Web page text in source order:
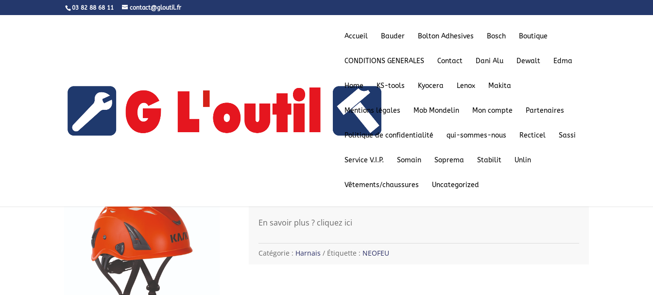
03 82 88 68 11 contact@gloutil.fr
Accueil Bauder Bolton Adhesives Bosch Boutique
CONDITIONS GENERALES Contact Dani Alu Dewalt Edma
Home KS-tools Kyocera Lenox Makita
Mentions légales Mob Mondelin Mon compte Partenaires
Politique de confidentialité qui-sommes-nous Recticel Sassi
Service V.I.P. Somain Soprema Stabilit Unlin
Vêtements/chaussures Uncategorized
En savoir plus ? cliquez ici
Catégorie : Harnais Étiquette : NEOFEU